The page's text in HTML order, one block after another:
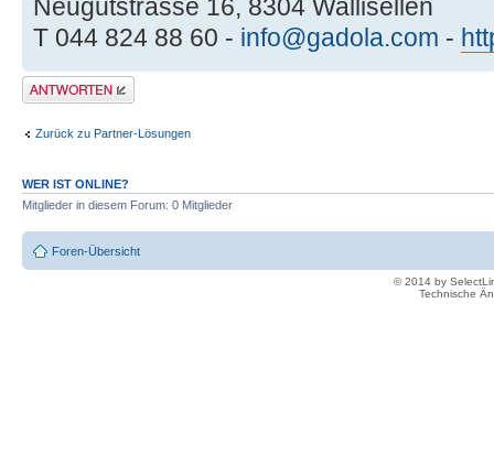
Neugutstrasse 16, 8304 Wallisellen
T 044 824 88 60 - info@gadola.com -
Antwort erstellen
Zurück zu Partner-Lösungen
WER IST ONLINE?
Mitglieder in diesem Forum: 0 Mitglieder
Foren-Übersicht
© 2014 by
Technische